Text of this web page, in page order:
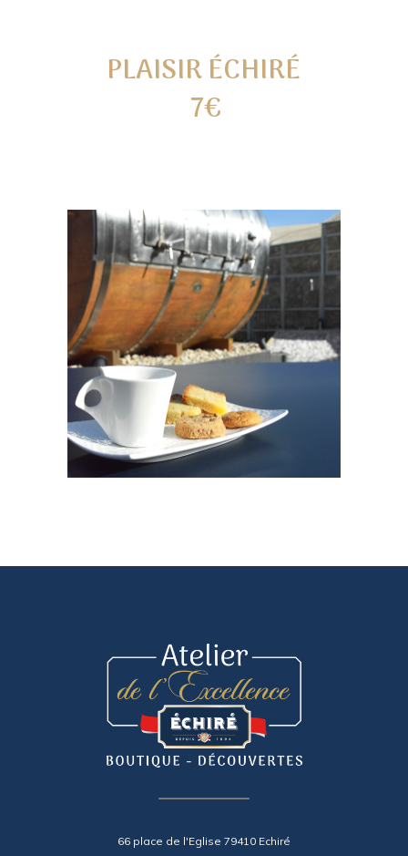
PLAISIR ÉCHIRÉ
7€
66 place de l'Eglise 79410 Echiré